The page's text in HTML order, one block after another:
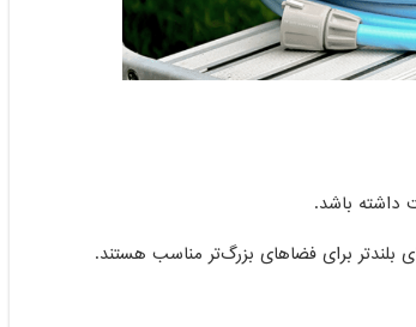
داشته باشد.
برای فضاهای بزرگ‌تر مناسب هستند.